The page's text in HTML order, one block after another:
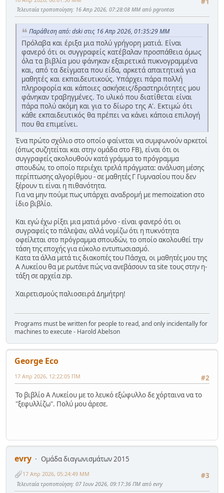
Τελευταία τροποποίηση: 16 Απρ 2026, 07:28:08 ΜΜ από pgrontas
Παράθεση από: dski στις 16 Απρ 2026, 01:35:29 ΜΜ
Πρόλαβα και έριξα μια πολύ γρήγορη ματιά. Είναι
φανερό ότι οι συγγραφείς κατέβαλαν προσπάθεια όμως
όλα τα βιβλία μου φάνηκαν εξαιρετικά πυκνογραμμένα
και, από τα δείγματα που είδα, αρκετά απαιτητικά για
μαθητές και εκπαιδευτικούς. Υπάρχει πάρα πολλή
πληροφορία και κάποιες ασκήσεις/δραστηριότητες μου
φάνηκαν τραβηγμένες. Το υλικό που διατίθεται είναι
πάρα πολύ ακόμη και για το δίωρο της Α'. Εκτιμώ ότι
κάθε εκπαιδευτικός θα πρέπει να κάνει κάποια επιλογή
που θα επιμείνει.
Ένα πρώτο σχόλιο στο οποίο φαίνεται να συμφωνούν αρκετοί
(όπως συζητείται και στην ομάδα στο FB), είναι ότι οι
συγγραφείς ακολουθούν κατά γράμμα το πρόγραμμα
σπουδών, το οποίο περιέχει τρελά πράγματα: ανάλυση μέσης
περίπτωσης αλγορίθμου - σε μαθητές Γ Γυμνασίου που δεν
ξέρουν τι είναι η πιθανότητα.
Για να μην πούμε πως υπάρχει αναδρομή με memoization στο
ίδιο βιβλίο.
Και εγώ έχω ρίξει μια ματιά μόνο - είναι φανερό ότι οι
συγραφείς το πάλεψαν, αλλά νομίζω ότι η πυκνότητα
οφείλεται στο πρόγραμμα σπουδών, το οποίο ακολουθεί την
τάση της εποχής για εύκολο εντυπωσιασμό.
Κατα τα άλλα μετά τις διακοπές του Πάσχα, οι μαθητές μου της
Α Λυκείου θα με ρωτάνε πώς να ανεβάσουν τα site τους στην η-
τάξη σε αρχεία zip.
Χαιρετισμούς παλιοσειρά Δημήτρη!
Programs must be written for people to read, and only incidentally for
machines to execute - Harold Abelson
George Eco
#2
17 Απρ 2026, 12:22:05 ΠΜ
Το βιβλίο Α Λυκείου με το λευκό εξώφυλλο δε χόρταινα να το
"ξεφυλλίζω". Πολύ μου άρεσε.
evry
Ομάδα διαγωνισμάτων 2015
#3
17 Απρ 2026, 05:24:49 ΜΜ
Τελευταία τροποποίηση: 07 Ιουν 2026, 09:17:36 ΠΜ από evry